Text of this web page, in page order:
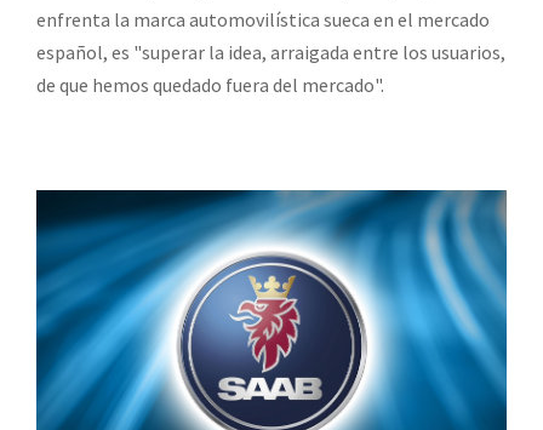
enfrenta la marca automovilística sueca en el mercado
español, es "superar la idea, arraigada entre los usuarios,
de que hemos quedado fuera del mercado".